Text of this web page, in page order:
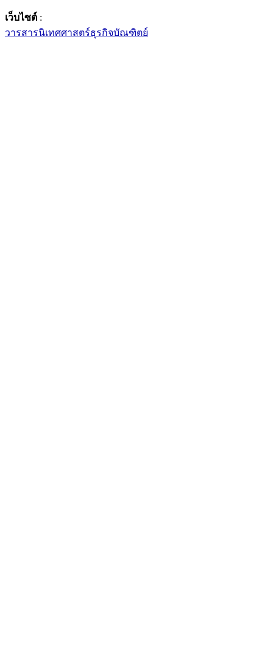
เว็บไซต์ :
วารสารนิเทศศาสตร์ธุรกิจบัณฑิตย์